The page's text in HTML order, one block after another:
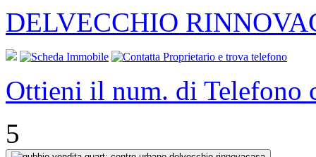
DELVECCHIO
Ottieni il num. di Telefono
5